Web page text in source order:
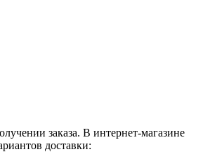
заказа. В интернет-магазине
доставки: